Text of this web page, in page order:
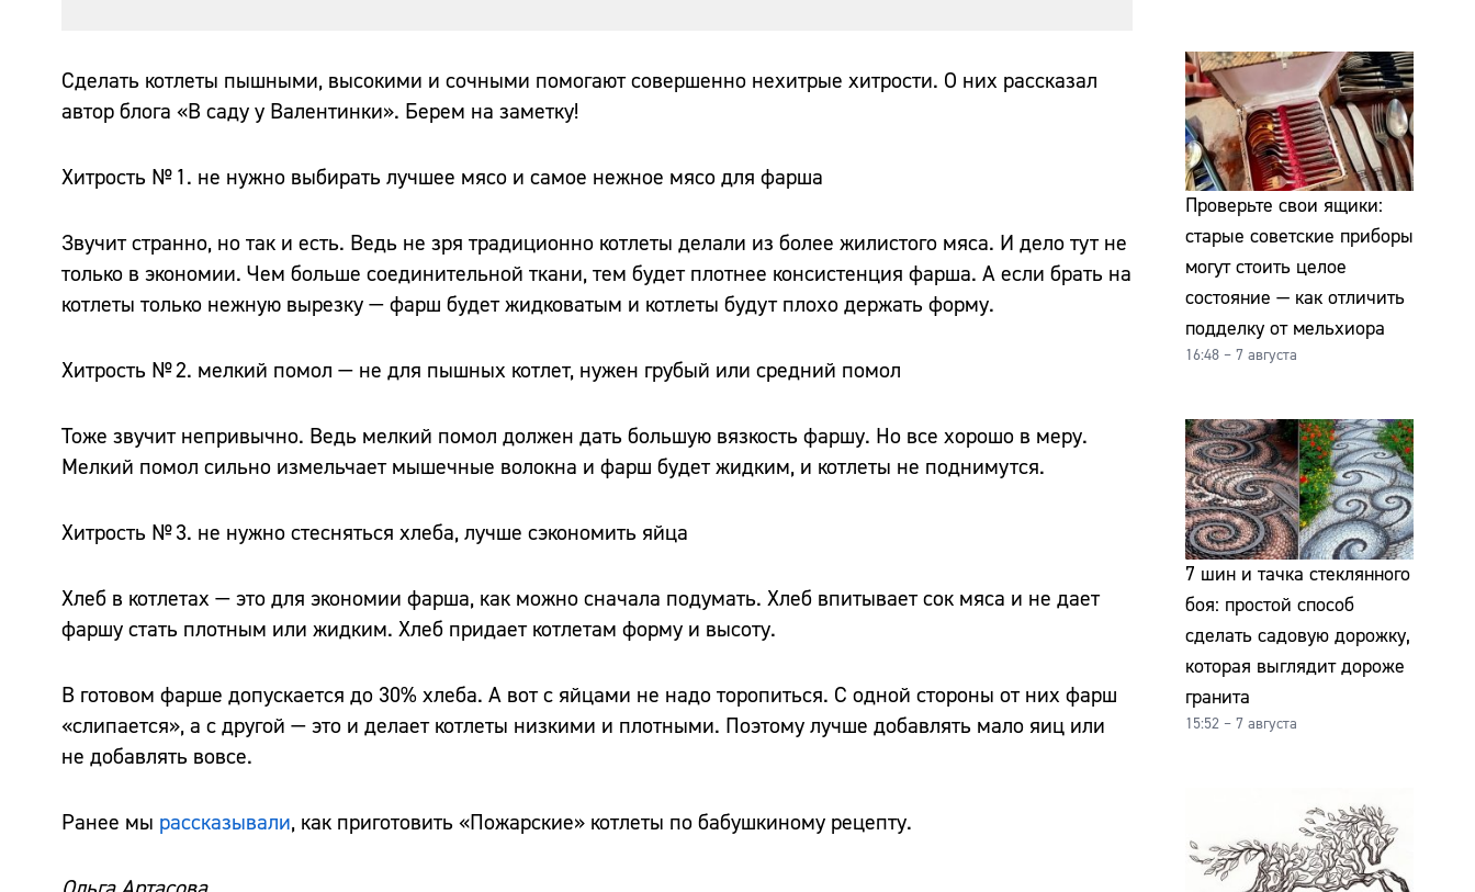
Сделать котлеты пышными, высокими и сочными помогают совершенно нехитрые хитрости. О них рассказал
автор блога «В саду у Валентинки». Берем на заметку!
Хитрость № 1. не нужно выбирать лучшее мясо и самое нежное мясо для фарша
Звучит странно, но так и есть. Ведь не зря традиционно котлеты делали из более жилистого мяса. И дело тут не
только в экономии. Чем больше соединительной ткани, тем будет плотнее консистенция фарша. А если брать на
котлеты только нежную вырезку — фарш будет жидковатым и котлеты будут плохо держать форму.
Хитрость № 2. мелкий помол — не для пышных котлет, нужен грубый или средний помол
Тоже звучит непривычно. Ведь мелкий помол должен дать большую вязкость фаршу. Но все хорошо в меру.
Мелкий помол сильно измельчает мышечные волокна и фарш будет жидким, и котлеты не поднимутся.
Хитрость № 3. не нужно стесняться хлеба, лучше сэкономить яйца
Хлеб в котлетах — это для экономии фарша, как можно сначала подумать. Хлеб впитывает сок мяса и не дает
фаршу стать плотным или жидким. Хлеб придает котлетам форму и высоту.
В готовом фарше допускается до 30% хлеба. А вот с яйцами не надо торопиться. С одной стороны от них фарш
«слипается», а с другой — это и делает котлеты низкими и плотными. Поэтому лучше добавлять мало яиц или
не добавлять вовсе.
Ранее мы рассказывали, как приготовить «Пожарские» котлеты по бабушкиному рецепту.
Проверьте свои ящики:
старые советские приборы
могут стоить целое
состояние — как отличить
подделку от мельхиора
16:48 – 7 августа
7 шин и тачка стеклянного
боя: простой способ
сделать садовую дорожку,
которая выглядит дороже
гранита
15:52 – 7 августа